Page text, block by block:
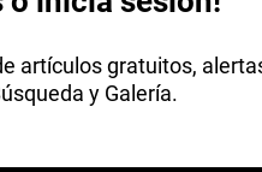
artículos gratuitos,
y Galería.